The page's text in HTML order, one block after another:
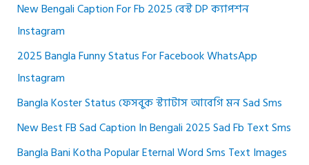
New Bengali Caption For Fb 2025 বেস্ট DP ক্যাপশন
Instagram
2025 Bangla Funny Status For Facebook WhatsApp
Instagram
Bangla Koster Status ফেসবুক স্ট্যাটাস আবেগি মন Sad Sms
New Best FB Sad Caption In Bengali 2025 Sad Fb Text Sms
Bangla Bani Kotha Popular Eternal Word Sms Text Images